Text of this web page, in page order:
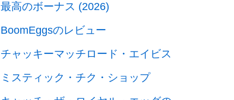
最高のボーナス (2026)
BoomEggsのレビュー
チャッキーマッチロード・エイビス
ミスティック・チク・ショップ